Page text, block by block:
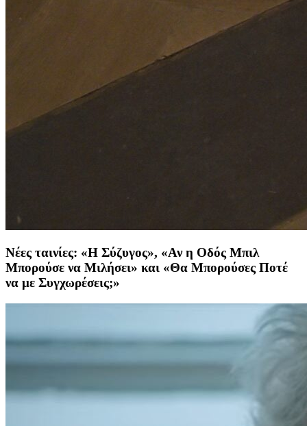
Νέες ταινίες: «Η Σύζυγος», «Αν η Οδός Μπιλ
Μπορούσε να Μιλήσει» και «Θα Μπορούσες Ποτέ
να με Συγχωρέσεις;»